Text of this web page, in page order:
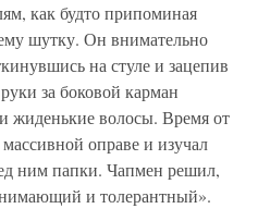
как будто припоминая
шутку. Он внимательно
на стуле и зацепив
за боковой карман
жиденькие волосы. Время от
оправе и изучал
ним папки. Чапмен решил,
и толерантный».